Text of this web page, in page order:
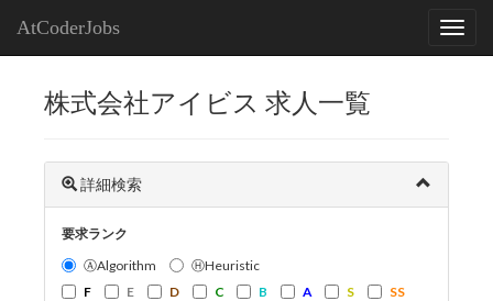
AtCoderJobs
株式会社アイビス 求人一覧
詳細検索
要求ランク
ⒶAlgorithm
ⒽHeuristic
F
E D C B A S
SS